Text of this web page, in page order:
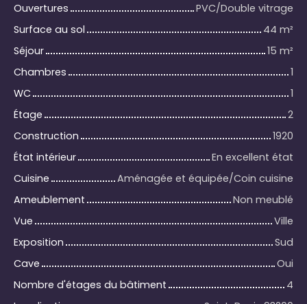
Ouvertures
PVC/Double vitrage
Surface au sol
44 m²
Séjour
15 m²
Chambres
1
WC
1
Étage
2
Construction
1920
État intérieur
En excellent état
Cuisine
Aménagée et équipée/Coin cuisine
Ameublement
Non meublé
Vue
Ville
Exposition
Sud
Cave
Oui
Nombre d'étages du bâtiment
4